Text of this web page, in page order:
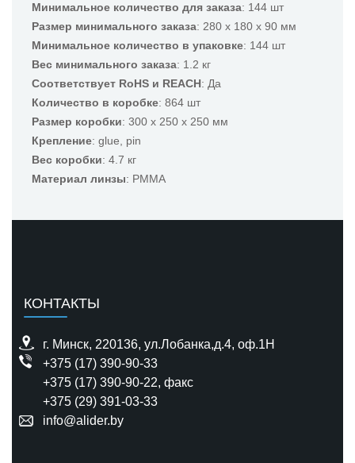
Минимальное количество для заказа: 144 шт
Размер минимального заказа: 280 x 180 x 90 мм
Минимальное количество в упаковке: 144 шт
Вес минимального заказа: 1.2 кг
Соответствует RoHS и REACH: Да
Количество в коробке: 864 шт
Размер коробки: 300 x 250 x 250 мм
Крепление: glue, pin
Вес коробки: 4.7 кг
Материал линзы: PMMA
КОНТАКТЫ
г. Минск, 220136, ул.Лобанка,д.4, оф.1H
+375 (17) 390-90-33
+375 (17) 390-90-22, факс
+375 (29) 391-03-33
info@alider.by